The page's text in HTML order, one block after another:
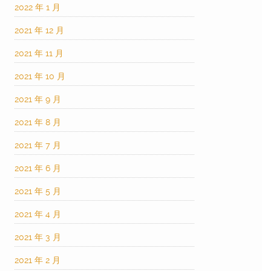
2022 年 1 月
2021 年 12 月
2021 年 11 月
2021 年 10 月
2021 年 9 月
2021 年 8 月
2021 年 7 月
2021 年 6 月
2021 年 5 月
2021 年 4 月
2021 年 3 月
2021 年 2 月